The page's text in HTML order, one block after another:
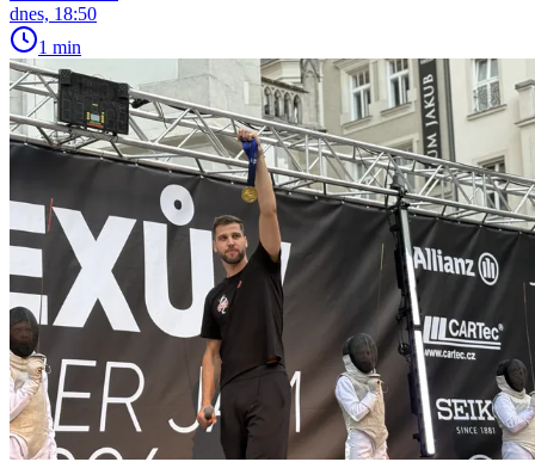
dnes, 18:50
1 min